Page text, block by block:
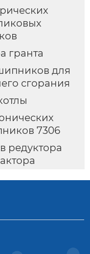
гранта
для
сгорания
7306
редуктора